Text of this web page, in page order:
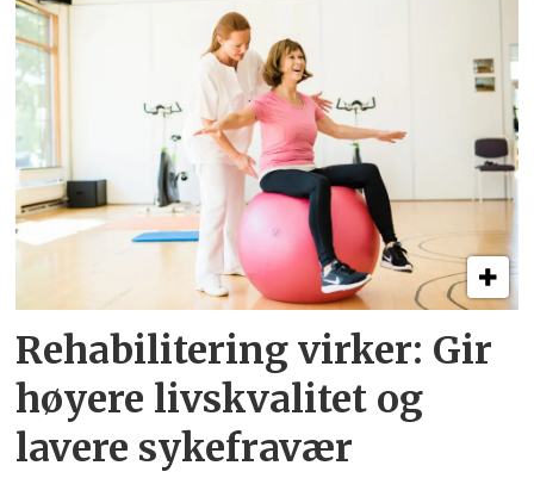
Rehabilitering virker: Gir
høyere livskvalitet og
lavere sykefravær